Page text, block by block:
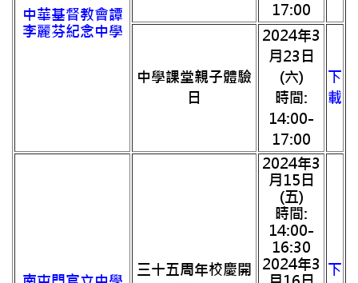
中華基督教會譚
李麗芬紀念中學
17:00
中學課堂親子體驗
日
2024年3
月23日
(六)
時間:
14:00-
17:00
下
載
三十五周年校慶開
2024年3
月15日
(五)
時間:
14:00-
16:30
2024年3 下